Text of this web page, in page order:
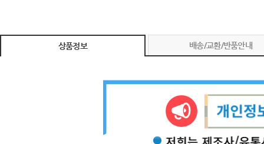
상품정보 배송/교환/반품안내